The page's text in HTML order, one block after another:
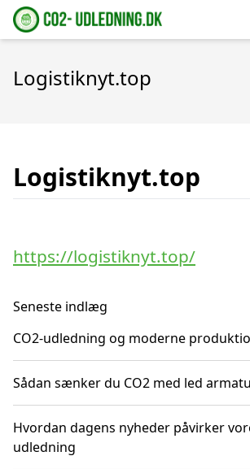
Logistiknyt.top
Logistiknyt.top
https://logistiknyt.top/
Seneste indlæg
CO2-udledning og moderne
Sådan sænker du CO2 med led
Hvordan dagens nyheder påvirker
udledning